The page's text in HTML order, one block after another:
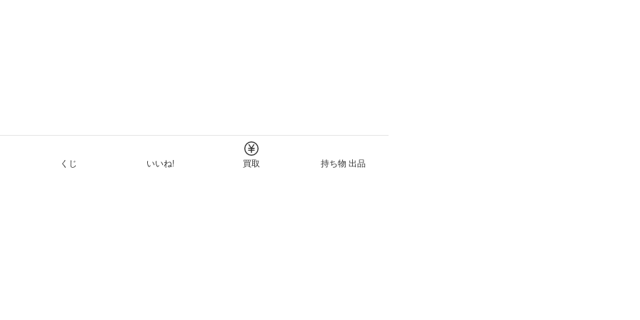
くじ いいね! 買取 持ち物 出品